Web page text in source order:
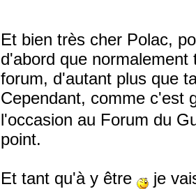
Et bien très cher Polac,
d'abord que
forum, d'autant plus que
Cependant, comme c'est
l'occasion au Forum du
point.
Et tant qu'à y être
je